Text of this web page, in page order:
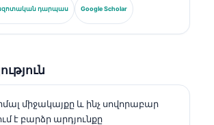
ոլորտներում։ Եղել է
Կլինիկական քիմիայի
և ԱԻ-ի աջակցությամբ
բժշկության մեջ։.
դարպաս Google Scholar
միջակայքը և ինչ սովորաբար
է բարձր արդյունքը